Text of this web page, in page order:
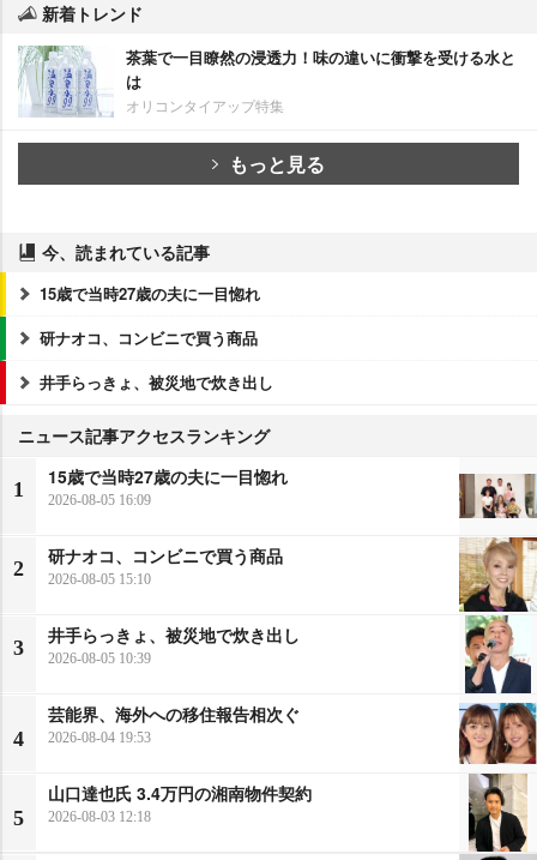
新着トレンド
茶葉で一目瞭然の浸透力！味の違いに衝撃を受ける水と
は
オリコンタイアップ特集
もっと見る
今、読まれている記事
15歳で当時27歳の夫に一目惚れ
研ナオコ、コンビニで買う商品
井手らっきょ、被災地で炊き出し
ニュース記事アクセスランキング
1
15歳で当時27歳の夫に一目惚れ
2026-08-05 16:09
2
研ナオコ、コンビニで買う商品
2026-08-05 15:10
3
井手らっきょ、被災地で炊き出し
2026-08-05 10:39
4
芸能界、海外への移住報告相次ぐ
2026-08-04 19:53
5
山口達也氏 3.4万円の湘南物件契約
2026-08-03 12:18